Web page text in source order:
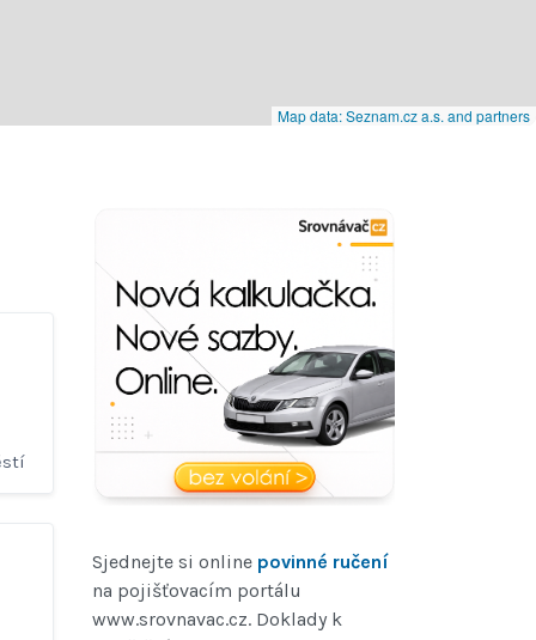
Map data: Seznam.cz a.s. and partners
Sjednejte si online povinné ručení
na pojišťovacím portálu
www.srovnavac.cz. Doklady k